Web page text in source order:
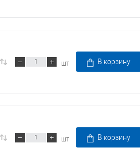
шт В корзину
шт В корзину